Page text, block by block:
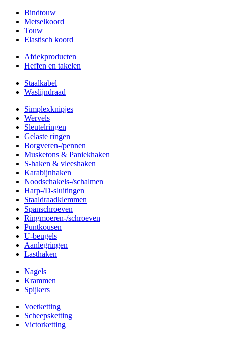
Bindtouw
Metselkoord
Touw
Elastisch koord
Afdekproducten
Heffen en takelen
Staalkabel
Waslijndraad
Simplexknipjes
Wervels
Sleutelringen
Gelaste ringen
Borgveren-/pennen
Musketons & Paniekhaken
S-haken & vleeshaken
Karabijnhaken
Noodschakels-/schalmen
Harp-/D-sluitingen
Staaldraadklemmen
Spanschroeven
Ringmoeren-/schroeven
Puntkousen
U-beugels
Aanlegringen
Lasthaken
Nagels
Krammen
Spijkers
Voetketting
Scheepsketting
Victorketting